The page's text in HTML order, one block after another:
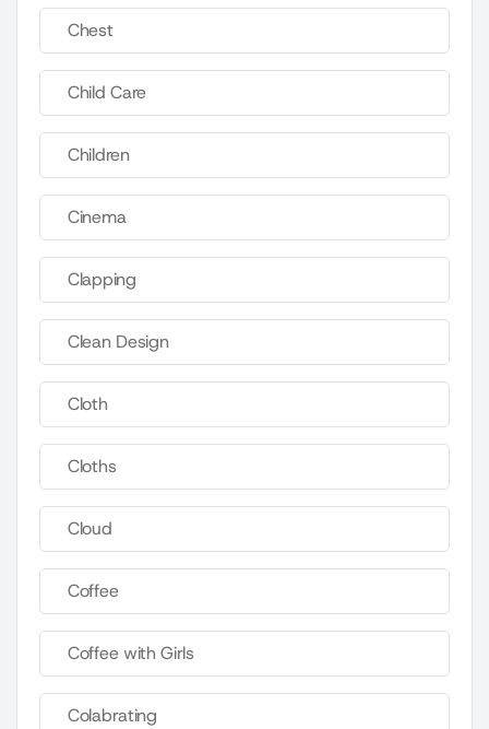
Chest
Child Care
Children
Cinema
Clapping
Clean Design
Cloth
Cloths
Cloud
Coffee
Coffee with Girls
Colabrating